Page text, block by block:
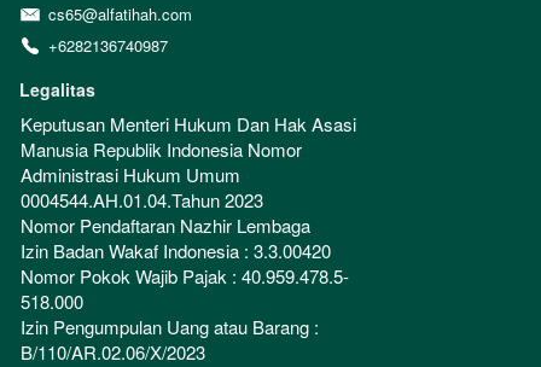
cs65@alfatihah.com
+6282136740987
Legalitas
Keputusan Menteri Hukum Dan Hak Asasi
Manusia Republik Indonesia Nomor
Administrasi Hukum Umum
0004544.AH.01.04.Tahun 2023
Nomor Pendaftaran Nazhir Lembaga
Izin Badan Wakaf Indonesia : 3.3.00420
Nomor Pokok Wajib Pajak : 40.959.478.5-
518.000
Izin Pengumpulan Uang atau Barang :
B/110/AR.02.06/X/2023